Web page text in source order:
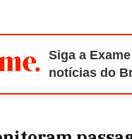
Siga a
notícias do